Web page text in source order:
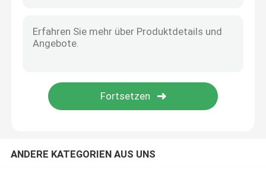
T-Art Sieb
Vorübergehendes Sieb
ANDERE KATEGORIEN AUS UNS